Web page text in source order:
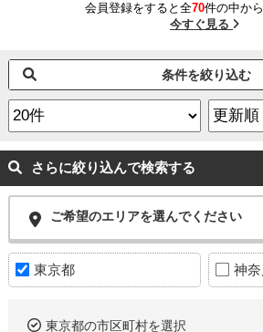
会員登録をすると全70件の中か
今すぐ見る
条件を絞り込む
さらに絞り込んで検索する
ご希望のエリアを選んでください
東京都 神
東京都の市区町村を選択